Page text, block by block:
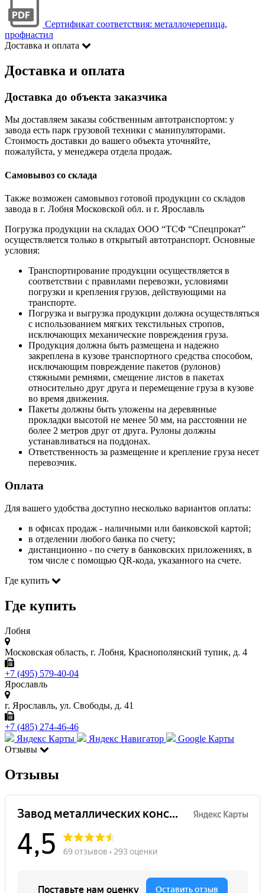
Сертификат соответствия: металлочерепица,
профнастил
Доставка и оплата
Доставка и оплата
Доставка до объекта заказчика
Мы доставляем заказы собственным автотранспортом: у
завода есть парк грузовой техники с манипуляторами.
Стоимость доставки до вашего объекта уточняйте,
пожалуйста, у менеджера отдела продаж.
Самовывоз со склада
Также возможен самовывоз готовой продукции со складов
завода в г. Лобня Московской обл. и г. Ярославль
Погрузка продукции на складах ООО “ТСФ “Спецпрокат”
осуществляется только в открытый автотранспорт. Основные
условия:
Транспортирование продукции осуществляется в
соответствии с правилами перевозки, условиями
погрузки и крепления грузов, действующими на
транспорте.
Погрузка и выгрузка продукции должна осуществляться
с использованием мягких текстильных стропов,
исключающих механические повреждения груза.
Продукция должна быть размещена и надежно
закреплена в кузове транспортного средства способом,
исключающим повреждение пакетов (рулонов)
стяжными ремнями, смещение листов в пакетах
относительно друг друга и перемещение груза в кузове
во время движения.
Пакеты должны быть уложены на деревянные
прокладки высотой не менее 50 мм, на расстоянии не
более 2 метров друг от друга. Рулоны должны
устанавливаться на поддонах.
Ответственность за размещение и крепление груза несет
перевозчик.
Оплата
Для вашего удобства доступно несколько вариантов оплаты:
в офисах продаж - наличными или банковской картой;
в отделении любого банка по счету;
дистанционно - по счету в банковских приложениях, в
том числе с помощью QR-кода, указанного на счете.
Где купить
Где купить
Лобня
Московская область, г. Лобня, Краснополянский тупик, д. 4
+7 (495) 579-40-04
Ярославль
г. Ярославль, ул. Свободы, д. 41
+7 (485) 274-46-46
Яндекс Карты
Яндекс Навигатор
Google Карты
Отзывы
Отзывы